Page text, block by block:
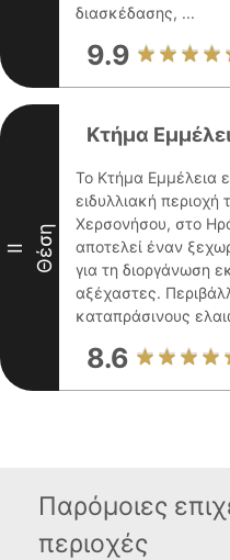
διασκέδασης, ...
9.9
II Θέση
Κτήμα
Το Κτήμα Εμμέλεια
ειδυλλιακή περιοχή
Χερσονήσου, στο
αποτελεί έναν
για τη διοργάνωση
αξέχαστες.
καταπράσινους
8.6
Παρόμοιες
περιοχές